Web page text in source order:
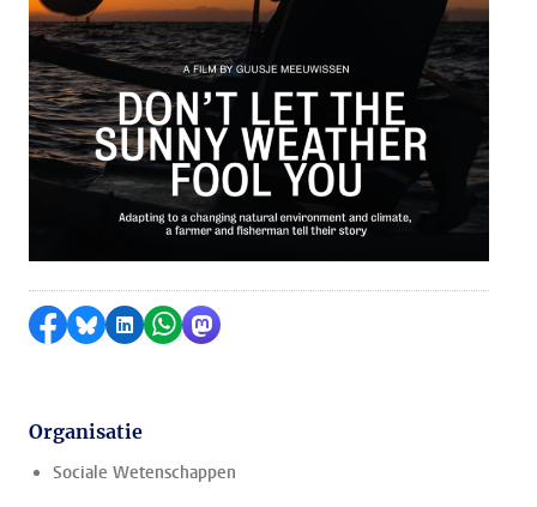
Delen op Facebook
Delen via Bluesky
Delen op LinkedIn
Delen via WhatsApp
Delen via Mastodon
Organisatie
Sociale Wetenschappen